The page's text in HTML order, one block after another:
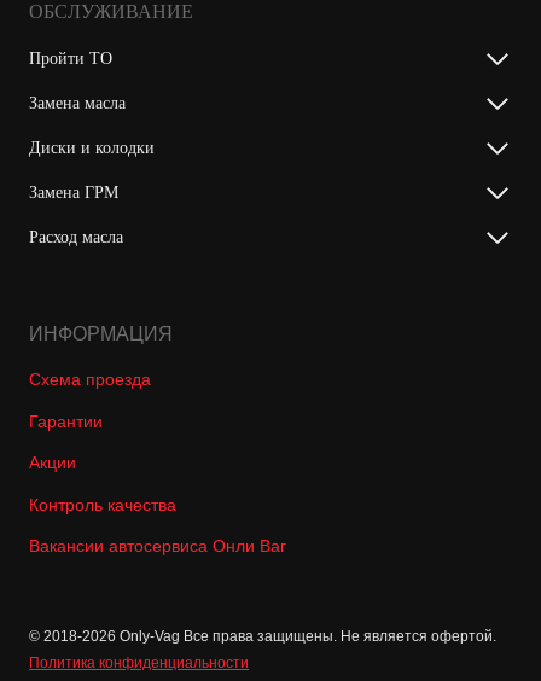
ОБСЛУЖИВАНИЕ
Пройти ТО
Замена масла
Диски и колодки
Замена ГРМ
Расход масла
ИНФОРМАЦИЯ
Схема проезда
Гарантии
Акции
Контроль качества
Вакансии автосервиса Онли Ваг
© 2018-2026 Only-Vag Все права защищены. Не является офертой.
Политика конфиденциальности